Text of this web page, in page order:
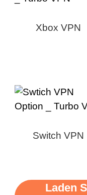
Xbox VPN
Switch VPN
Laden